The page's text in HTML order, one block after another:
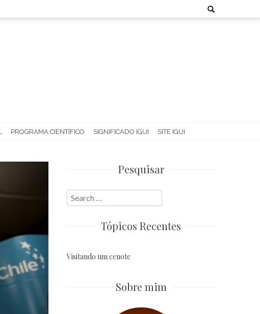
Search
for:
PROGRAMA CIENTÍFICO SIGNIFICADO IGUI SITE IGUI
Pesquisar
Search
for:
Tópicos Recentes
Visitando um cenote
Sobre mim